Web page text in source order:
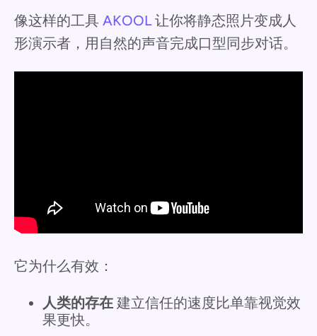
像这样的工具 AKOOL让你将静态照片变成人
形演示者，用自然的声音完成口型同步对话。
它为什么有效：
人类的存在 建立信任的速度比单靠视觉效
果更快。